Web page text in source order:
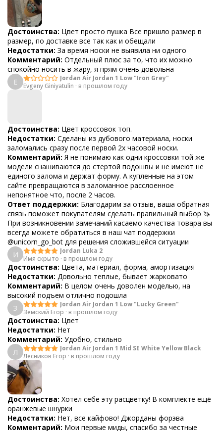
Достоинства: Цвет просто пушка Все пришло размер в
размер, по доставке все так как и обещали
Недостатки: За время носки не выявила ни одного
Комментарий: Отдельный плюс за то, что их можно
спокойно носить в жару, я прям очень довольна
E
Jordan Air Jordan 1 Low "Iron Grey"
Evgeny Giniyatulin · в прошлом году
Достоинства: Цвет кроссовок топ.
Недостатки: Сделаны из дубового материала, носки
заломались сразу после первой 2х часовой носки.
Комментарий: Я не понимаю как одни кроссовки той же
модели снашиваются до стертой подошвы и не имеют не
единого залома и держат форму. А купленные на этом
сайте превращаются в заломанное расслоенное
непонятное что, после 2 часов.
Ответ поддержки: Благодарим за отзыв, ваша обратная
связь поможет покупателям сделать правильный выбор 🦄
При возникновении замечаний касаемо качества товара вы
всегда можете обратиться в наш чат поддержки
@unicorn_go_bot для решения сложившейся ситуации
И
Jordan Luka 2
Имя скрыто · в прошлом году
Достоинства: Цвета, материал, форма, амортизация
Недостатки: Довольно теплые, бывает жарковато
Комментарий: В целом очень доволен моделью, на
высокий подъем отлично подошла
З
Jordan Air Jordan 1 Low "Lucky Green"
Земский Егор · в прошлом году
Достоинства: Цвет
Недостатки: Нет
Комментарий: Удобно, стильно
Л
Jordan Air Jordan 1 Mid SE White Yellow Black
Лесников Егор · в прошлом году
Достоинства: Хотел себе эту расцветку! В комплекте ещё
оранжевые шнурки
Недостатки: Нет, все кайфово! Джорданы форэва
Комментарий: Мои первые миды, спасибо за честные